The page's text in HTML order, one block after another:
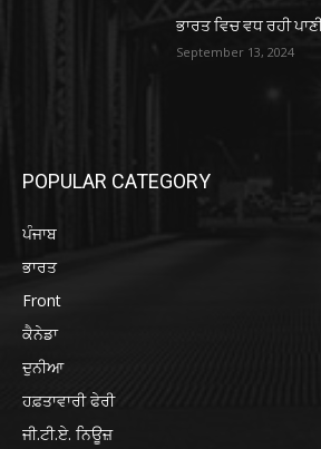
ਭਾਰਤ ਵਿਚ ਵਧ ਰਹੀ
September 13, 2024
POPULAR CATEGORY
ਪੰਜਾਬ
ਭਾਰਤ
Front
ਕੈਨੇਡਾ
ਦੁਨੀਆ
ਹਫ਼ਤਾਵਾਰੀ ਫੇਰੀ
ਜੀ.ਟੀ.ਏ. ਨਿਊਜ਼